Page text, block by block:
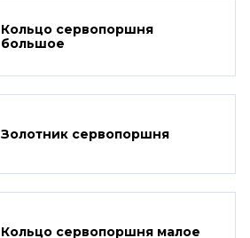
Кольцо сервопоршня
большое
Золотник сервопоршня
Кольцо сервопоршня малое